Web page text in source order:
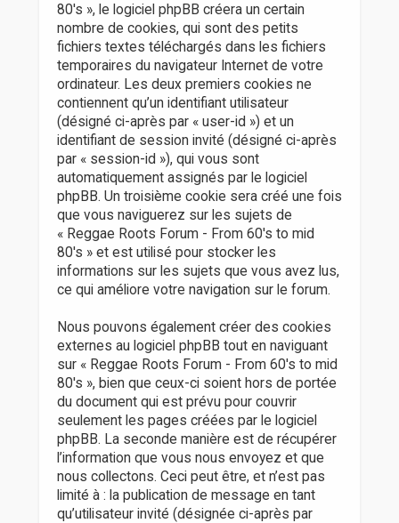
80's », le logiciel phpBB créera un certain
nombre de cookies, qui sont des petits
fichiers textes téléchargés dans les fichiers
temporaires du navigateur Internet de votre
ordinateur. Les deux premiers cookies ne
contiennent qu’un identifiant utilisateur
(désigné ci-après par « user-id ») et un
identifiant de session invité (désigné ci-après
par « session-id »), qui vous sont
automatiquement assignés par le logiciel
phpBB. Un troisième cookie sera créé une fois
que vous naviguerez sur les sujets de
« Reggae Roots Forum - From 60's to mid
80's » et est utilisé pour stocker les
informations sur les sujets que vous avez lus,
ce qui améliore votre navigation sur le forum.
Nous pouvons également créer des cookies
externes au logiciel phpBB tout en naviguant
sur « Reggae Roots Forum - From 60's to mid
80's », bien que ceux-ci soient hors de portée
du document qui est prévu pour couvrir
seulement les pages créées par le logiciel
phpBB. La seconde manière est de récupérer
l’information que vous nous envoyez et que
nous collectons. Ceci peut être, et n’est pas
limité à : la publication de message en tant
qu’utilisateur invité (désignée ci-après par